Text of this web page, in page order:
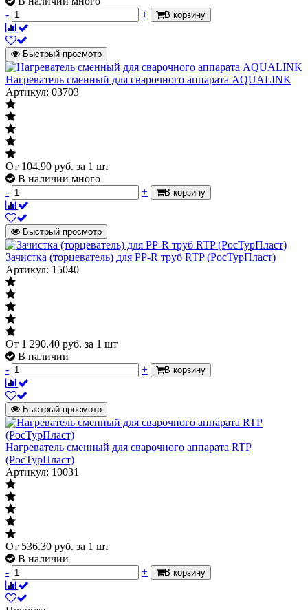
-
+ В корзину
Быстрый просмотр
Нагреватель сменный для сварочного аппарата AQUALINK
Артикул: 03703
От 104.90 руб. за 1 шт
В наличии много
-
+ В корзину
Быстрый просмотр
Зачистка (торцеватель) для PP-R труб RTP (РосТурПласт)
Артикул: 15040
От 1 290.40 руб. за 1 шт
В наличии
-
+ В корзину
Быстрый просмотр
Нагреватель сменный для сварочного аппарата RTP
(РосТурПласт)
Артикул: 10031
От 536.30 руб. за 1 шт
В наличии
-
+ В корзину